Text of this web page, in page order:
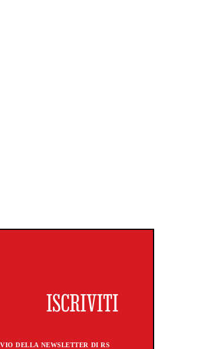
DELLA NEWSLETTER DI RS